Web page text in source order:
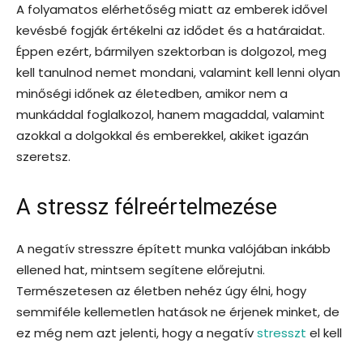
A folyamatos elérhetőség miatt az emberek idővel
kevésbé fogják értékelni az idődet és a határaidat.
Éppen ezért, bármilyen szektorban is dolgozol, meg
kell tanulnod nemet mondani, valamint kell lenni olyan
minőségi időnek az életedben, amikor nem a
munkáddal foglalkozol, hanem magaddal, valamint
azokkal a dolgokkal és emberekkel, akiket igazán
szeretsz.
A stressz félreértelmezése
A negatív stresszre épített munka valójában inkább
ellened hat, mintsem segítene előrejutni.
Természetesen az életben nehéz úgy élni, hogy
semmiféle kellemetlen hatások ne érjenek minket, de
ez még nem azt jelenti, hogy a negatívstresszt el kell